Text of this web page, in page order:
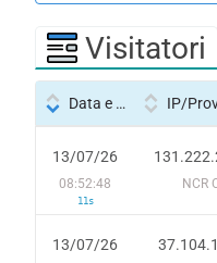
Visitatori
Data e ora IP/
13/07/26
08:52:48
11s
NCR
13/07/26